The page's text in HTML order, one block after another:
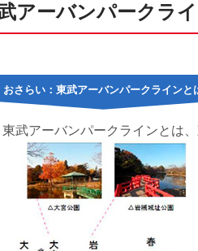
アーバンパークラ
おさらい：東武アーバンパークラインと
東武アーバンパークラインとは